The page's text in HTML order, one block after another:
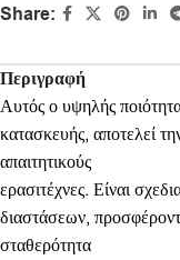
Share:
Περιγραφή
Αυτός ο υψηλής
κατασκευής, αποτελεί
απαιτητικούς
ερασιτέχνες. Είναι
διαστάσεων,
σταθερότητα